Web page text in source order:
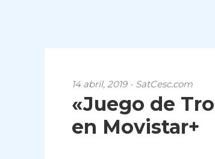
14 abril, 2019 - SatCesc.com
«Juego de
en Movistar+